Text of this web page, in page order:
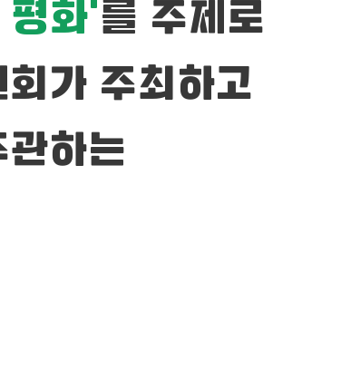
화’를 주제로
가 주최하고
하는